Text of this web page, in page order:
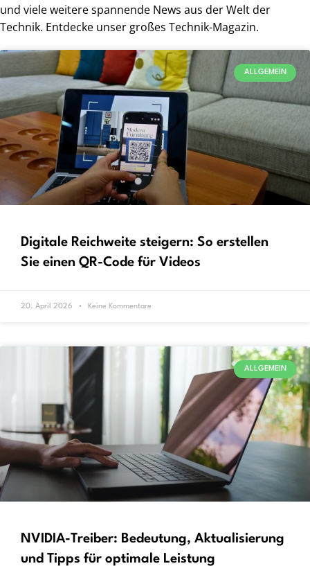
und viele weitere spannende News aus der Welt der
Technik. Entdecke unser großes Technik-Magazin.
ALLGEMEIN
Digitale Reichweite steigern: So erstellen
Sie einen QR-Code für Videos
20. April 2026 Keine Kommentare
ALLGEMEIN
NVIDIA-Treiber: Bedeutung, Aktualisierung
und Tipps für optimale Leistung